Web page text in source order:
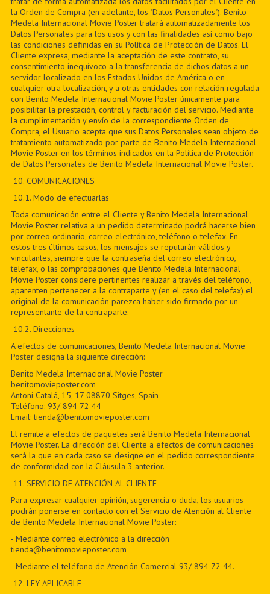
la Orden de Compra (en adelante, los "Datos Personales"). Benito
Medela Internacional Movie Poster tratará automatizadamente los
Datos Personales para los usos y con las finalidades así como bajo
las condiciones definidas en su Política de Protección de Datos. El
Cliente expresa, mediante la aceptación de este contrato, su
consentimiento inequívoco a la transferencia de dichos datos a un
servidor localizado en los Estados Unidos de América o en
cualquier otra localización, y a otras entidades con relación regulada
con Benito Medela Internacional Movie Poster únicamente para
posibilitar la prestación, control y facturación del servicio. Mediante
la cumplimentación y envío de la correspondiente Orden de
Compra, el Usuario acepta que sus Datos Personales sean objeto de
tratamiento automatizado por parte de Benito Medela Internacional
Movie Poster en los términos indicados en la Política de Protección
de Datos Personales de Benito Medela Internacional Movie Poster.
10. COMUNICACIONES
10.1. Modo de efectuarlas
Toda comunicación entre el Cliente y Benito Medela Internacional
Movie Poster relativa a un pedido determinado podrá hacerse bien
por correo ordinario, correo electrónico, teléfono o telefax. En
estos tres últimos casos, los mensajes se reputarán válidos y
vinculantes, siempre que la contraseña del correo electrónico,
telefax, o las comprobaciones que Benito Medela Internacional
Movie Poster considere pertinentes realizar a través del teléfono,
aparenten pertenecer a la contraparte y (en el caso del telefax) el
original de la comunicación parezca haber sido firmado por un
representante de la contraparte.
10.2. Direcciones
A efectos de comunicaciones, Benito Medela Internacional Movie
Poster designa la siguiente dirección:
Benito Medela Internacional Movie Poster
benitomovieposter.com
Antoni Catalá, 15, 17 08870 Sitges, Spain
Teléfono: 93/ 894 72 44
Email: tienda@benitomovieposter.com
El remite a efectos de paquetes será Benito Medela Internacional
Movie Poster. La dirección del Cliente a efectos de comunicaciones
será la que en cada caso se designe en el pedido correspondiente
de conformidad con la Cláusula 3 anterior.
11. SERVICIO DE ATENCIÓN AL CLIENTE
Para expresar cualquier opinión, sugerencia o duda, los usuarios
podrán ponerse en contacto con el Servicio de Atención al Cliente
de Benito Medela Internacional Movie Poster:
- Mediante correo electrónico a la dirección
tienda@benitomovieposter.com
- Mediante el teléfono de Atención Comercial 93/ 894 72 44.
12. LEY APLICABLE